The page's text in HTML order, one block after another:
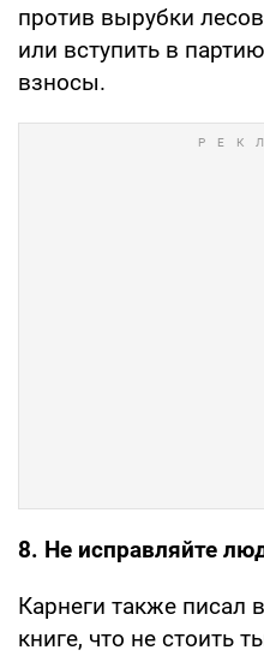
против вырубки
или вступить в
взносы.
8. Не исправляйте
Карнеги также писал
книге, что не стоить